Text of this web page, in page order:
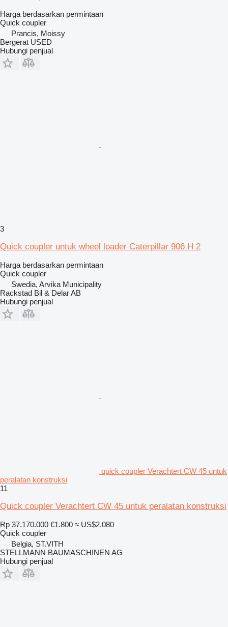
Harga berdasarkan permintaan
Quick coupler
Prancis, Moissy
Bergerat USED
Hubungi penjual
3
Quick coupler untuk wheel loader Caterpillar 906 H 2
Harga berdasarkan permintaan
Quick coupler
Swedia, Arvika Municipality
Rackstad Bil & Delar AB
Hubungi penjual
quick coupler Verachtert CW 45 untuk
peralatan konstruksi
11
Quick coupler Verachtert CW 45 untuk peralatan konstruksi
Rp 37.170.000 €1.800 ≈ US$2.080
Quick coupler
Belgia, ST.VITH
STELLMANN BAUMASCHINEN AG
Hubungi penjual